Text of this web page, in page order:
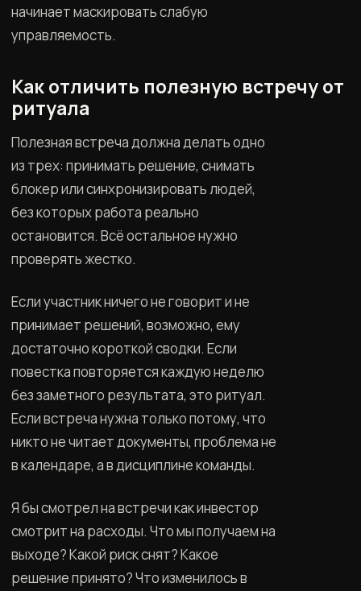
начинает маскировать слабую
управляемость.
Как отличить полезную встречу от
ритуала
Полезная встреча должна делать одно
из трех: принимать решение, снимать
блокер или синхронизировать людей,
без которых работа реально
остановится. Всё остальное нужно
проверять жестко.
Если участник ничего не говорит и не
принимает решений, возможно, ему
достаточно короткой сводки. Если
повестка повторяется каждую неделю
без заметного результата, это ритуал.
Если встреча нужна только потому, что
никто не читает документы, проблема не
в календаре, а в дисциплине команды.
Я бы смотрел на встречи как инвестор
смотрит на расходы. Что мы получаем на
выходе? Какой риск снят? Какое
решение принято? Что изменилось в